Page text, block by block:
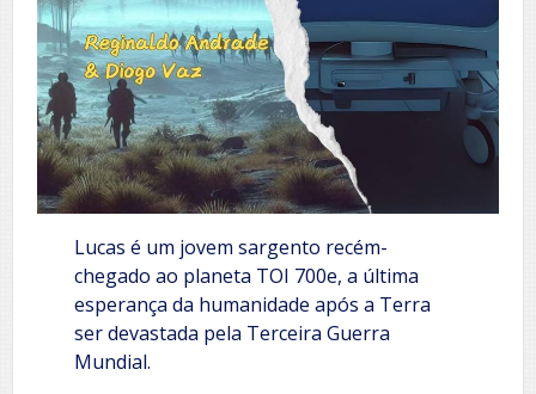
Lucas é um jovem sargento recém-
chegado ao planeta TOI 700e, a última
esperança da humanidade após a Terra
ser devastada pela Terceira Guerra
Mundial.